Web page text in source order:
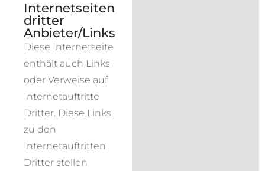
Internetseiten
dritter
Anbieter/Links
Diese Internetseite
enthält auch Links
oder Verweise auf
Internetauftritte
Dritter. Diese Links
zu den
Internetauftritten
Dritter stellen